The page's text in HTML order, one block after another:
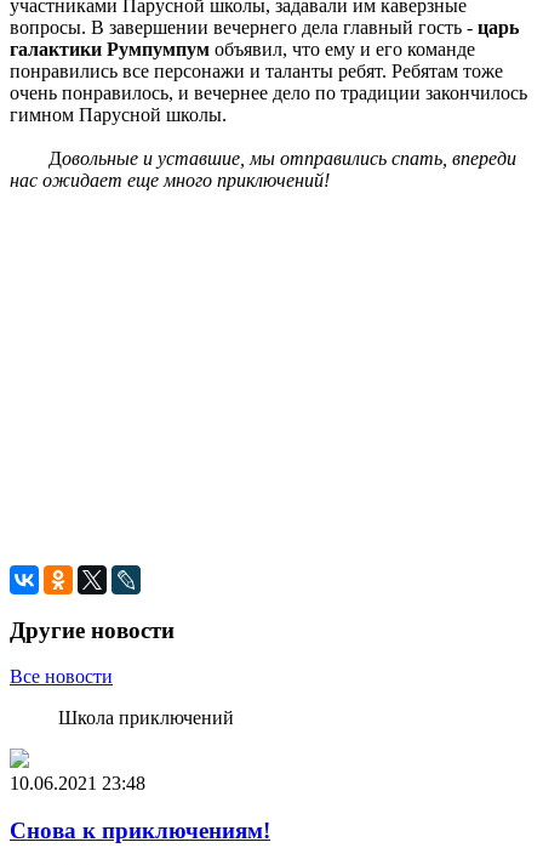
участниками Парусной школы, задавали им каверзные
вопросы. В завершении вечернего дела главный гость - царь
галактики Румпумпум объявил, что ему и его команде
понравились все персонажи и таланты ребят. Ребятам тоже
очень понравилось, и вечернее дело по традиции закончилось
гимном Парусной школы.
Довольные и уставшие, мы отправились спать, впереди
нас ожидает еще много приключений!
Другие новости
Все новости
Школа приключений
10.06.2021 23:48
Снова к приключениям!